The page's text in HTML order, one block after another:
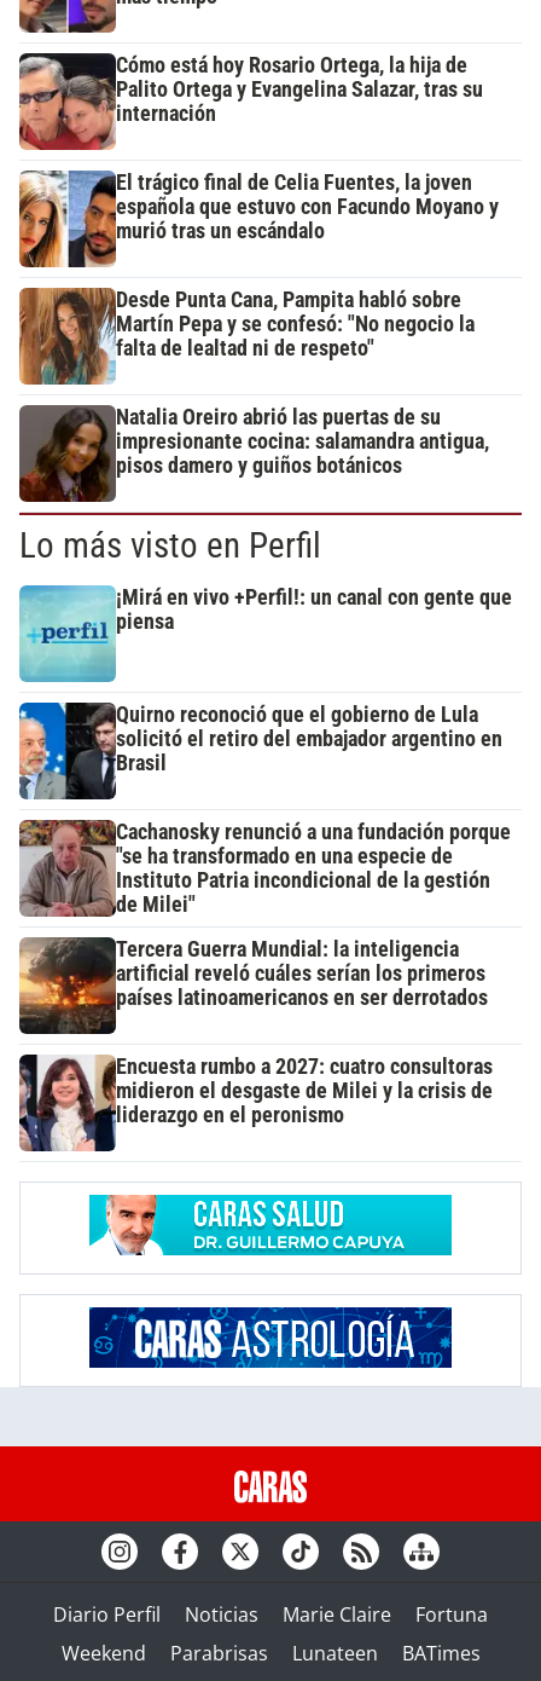
Cómo está hoy Rosario Ortega, la hija de
Palito Ortega y Evangelina Salazar, tras su
internación
El trágico final de Celia Fuentes, la joven
española que estuvo con Facundo Moyano y
murió tras un escándalo
Desde Punta Cana, Pampita habló sobre
Martín Pepa y se confesó: "No negocio la
falta de lealtad ni de respeto"
Natalia Oreiro abrió las puertas de su
impresionante cocina: salamandra antigua,
pisos damero y guiños botánicos
Lo más visto en Perfil
¡Mirá en vivo +Perfil!: un canal con gente que
piensa
Quirno reconoció que el gobierno de Lula
solicitó el retiro del embajador argentino en
Brasil
Cachanosky renunció a una fundación porque
"se ha transformado en una especie de
Instituto Patria incondicional de la gestión
de Milei"
Tercera Guerra Mundial: la inteligencia
artificial reveló cuáles serían los primeros
países latinoamericanos en ser derrotados
Encuesta rumbo a 2027: cuatro consultoras
midieron el desgaste de Milei y la crisis de
liderazgo en el peronismo
Diario Perfil Noticias Marie Claire
Fortuna
Weekend
Parabrisas Lunateen BATimes